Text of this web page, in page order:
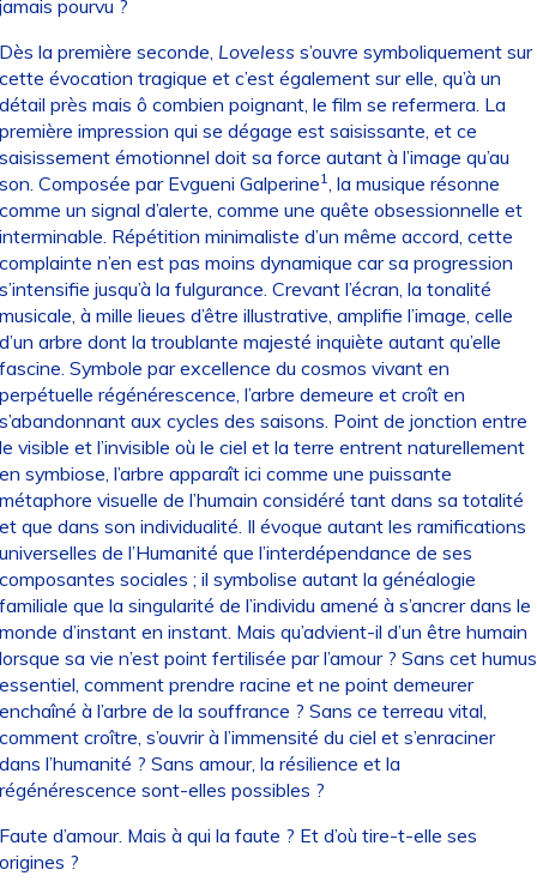
pourvu ?
la première seconde, Loveless s’ouvre symboliquement sur
évocation tragique et c’est également sur elle, qu’à un
près mais ô combien poignant, le film se refermera. La
impression qui se dégage est saisissante, et ce
émotionnel doit sa force autant à l’image qu’au
Composée par Evgueni Galperine1, la musique résonne
un signal d’alerte, comme une quête obsessionnelle et
Répétition minimaliste d’un même accord, cette
n’en est pas moins dynamique car sa progression
jusqu’à la fulgurance. Crevant l’écran, la tonalité
à mille lieues d’être illustrative, amplifie l’image, celle
arbre dont la troublante majesté inquiète autant qu’elle
Symbole par excellence du cosmos vivant en
régénérescence, l’arbre demeure et croît en
aux cycles des saisons. Point de jonction entre
visible et l’invisible où le ciel et la terre entrent naturellement
symbiose, l’arbre apparaît ici comme une puissante
visuelle de l’humain considéré tant dans sa totalité
que dans son individualité. Il évoque autant les ramifications
de l’Humanité que l’interdépendance de ses
sociales ; il symbolise autant la généalogie
que la singularité de l’individu amené à s’ancrer dans le
d’instant en instant. Mais qu’advient-il d’un être humain
sa vie n’est point fertilisée par l’amour ? Sans cet humus
comment prendre racine et ne point demeurer
à l’arbre de la souffrance ? Sans ce terreau vital,
croître, s’ouvrir à l’immensité du ciel et s’enraciner
l’humanité ? Sans amour, la résilience et la
sont-elles possibles ?
d’amour. Mais à qui la faute ? Et d’où tire-t-elle ses
?